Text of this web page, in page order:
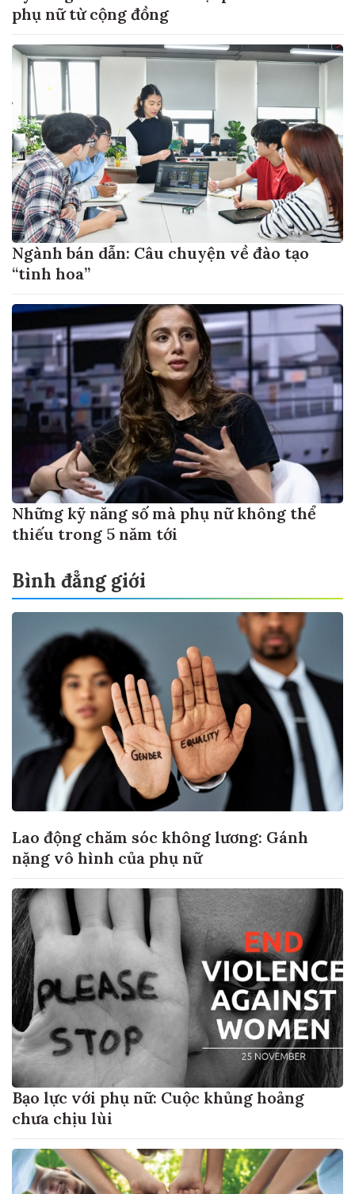
phụ nữ từ cộng đồng
Ngành bán dẫn: Câu chuyện về đào tạo
“tinh hoa”
Những kỹ năng số mà phụ nữ không thể
thiếu trong 5 năm tới
Bình đẳng giới
Lao động chăm sóc không lương: Gánh
nặng vô hình của phụ nữ
Bạo lực với phụ nữ: Cuộc khủng hoảng
chưa chịu lùi